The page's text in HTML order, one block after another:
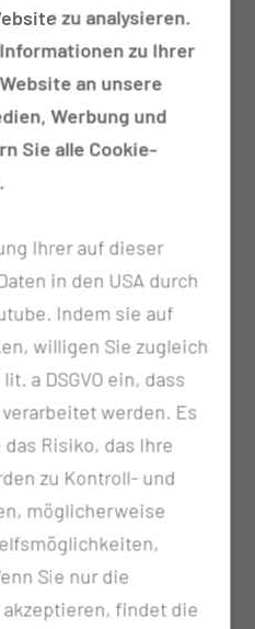
CT der neuesten
-
Methoden
kombiniert. Die exakte
im Körper ist mit
und mit einer noch
welche die
eines schwach
bleibt für die
unverändert. Durch den
kann die
werden. Insbesondere
am
gelingt in der
Die zeitliche
zu analysieren.
zu Ihrer
an unsere
Werbung und
Sie alle Cookie-
Ihrer auf dieser
in den USA durch
Indem sie auf
willigen Sie zugleich
a DSGVO ein, dass
werden. Es
Risiko, das Ihre
zu Kontroll- und
möglicherweise
Sie nur die
findet die